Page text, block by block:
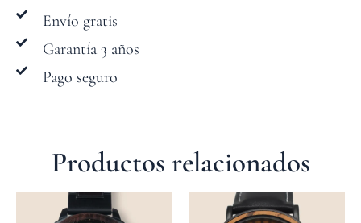
Envío gratis
Garantía 3 años
Pago seguro
Productos relacionados